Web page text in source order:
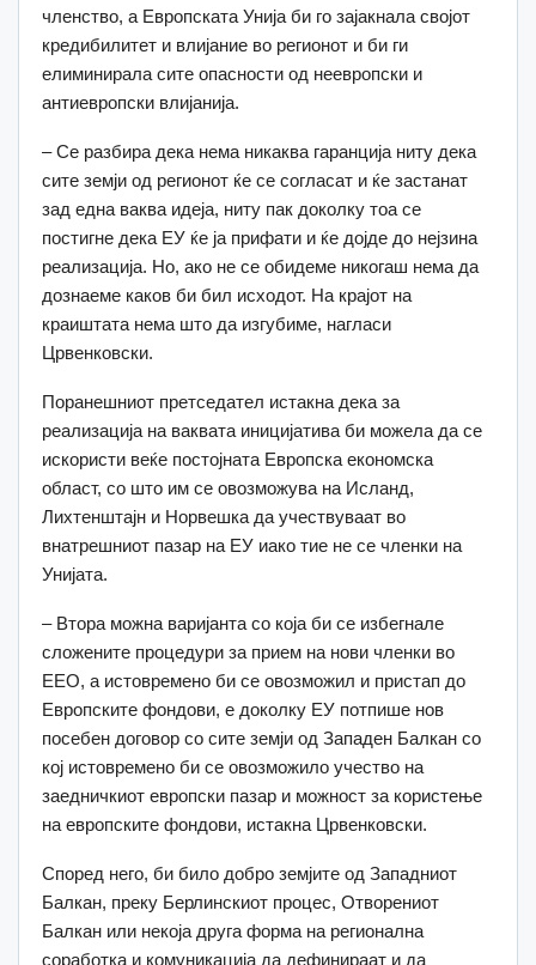
членство, а Европската Унија би го зајакнала својот
кредибилитет и влијание во регионот и би ги
елиминирала сите опасности од неевропски и
антиевропски влијанија.
– Се разбира дека нема никаква гаранција ниту дека
сите земји од регионот ќе се согласат и ќе застанат
зад една ваква идеја, ниту пак доколку тоа се
постигне дека ЕУ ќе ја прифати и ќе дојде до нејзина
реализација. Но, ако не се обидеме никогаш нема да
дознаеме каков би бил исходот. На крајот на
краиштата нема што да изгубиме, нагласи
Црвенковски.
Поранешниот претседател истакна дека за
реализација на ваквата иницијатива би можела да се
искористи веќе постојната Европска економска
област, со што им се овозможува на Исланд,
Лихтенштајн и Норвешка да учествуваат во
внатрешниот пазар на ЕУ иако тие не се членки на
Унијата.
– Втора можна варијанта со која би се избегнале
сложените процедури за прием на нови членки во
ЕЕО, а истовремено би се овозможил и пристап до
Европските фондови, е доколку ЕУ потпише нов
посебен договор со сите земји од Западен Балкан со
кој истовремено би се овозможило учество на
заедничкиот европски пазар и можност за користење
на европските фондови, истакна Црвенковски.
Според него, би било добро земјите од Западниот
Балкан, преку Берлинскиот процес, Отворениот
Балкан или некоја друга форма на регионална
соработка и комуникација да дефинираат и да